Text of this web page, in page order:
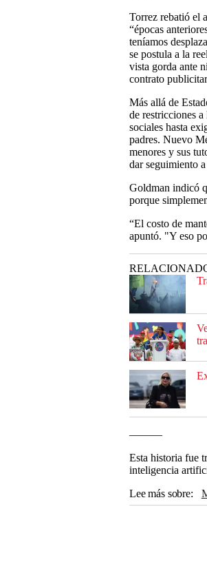
Torrez rebatió el
“épocas
teníamos
se postula a la
vista gorda ante
contrato
Más allá de
de restricciones
sociales hasta
padres. Nuevo
menores y sus
dar seguimiento
Goldman indicó
porque
“El costo de
apuntó. "Y eso
———
Esta historia fue
inteligencia
Lee más sobre
Youtube